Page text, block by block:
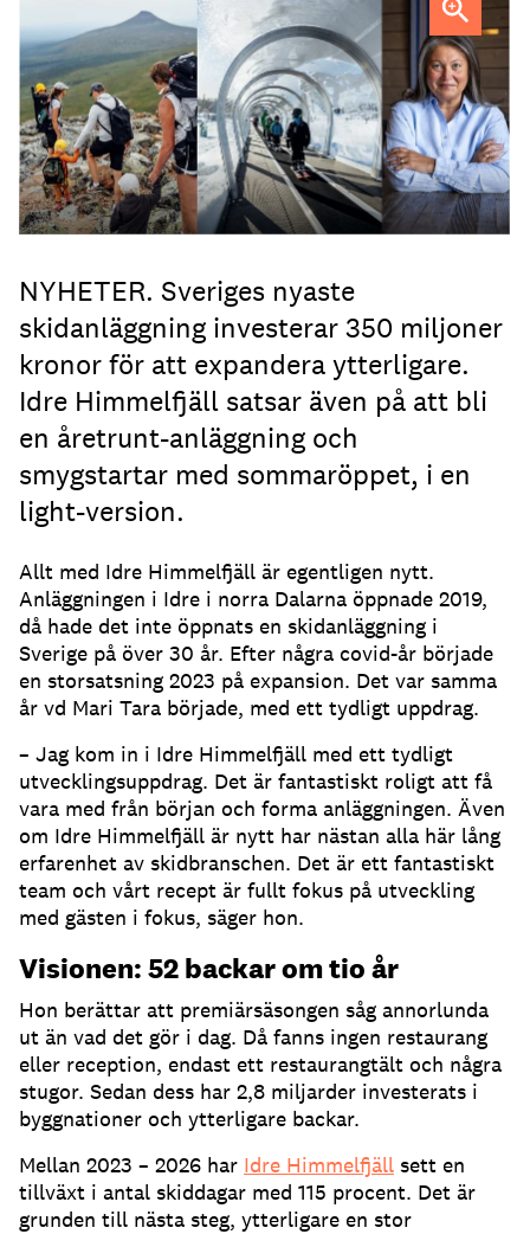
Idre Himmelfjäll tar nästa steg med bland annat mer
utmanande skidåkning, berättar vd Mari Tara.
NYHETER. Sveriges nyaste
skidanläggning investerar 350 miljoner
kronor för att expandera ytterligare.
Idre Himmelfjäll satsar även på att bli
en åretrunt-anläggning och
smygstartar med sommaröppet, i en
light-version.
Allt med Idre Himmelfjäll är egentligen nytt.
Anläggningen i Idre i norra Dalarna öppnade 2019,
då hade det inte öppnats en skidanläggning i
Sverige på över 30 år. Efter några covid-år började
en storsatsning 2023 på expansion. Det var samma
år vd Mari Tara började, med ett tydligt uppdrag.
– Jag kom in i Idre Himmelfjäll med ett tydligt
utvecklingsuppdrag. Det är fantastiskt roligt att få
vara med från början och forma anläggningen. Även
om Idre Himmelfjäll är nytt har nästan alla här lång
erfarenhet av skidbranschen. Det är ett fantastiskt
team och vårt recept är fullt fokus på utveckling
med gästen i fokus, säger hon.
Visionen: 52 backar om tio år
Hon berättar att premiärsäsongen såg annorlunda
ut än vad det gör i dag. Då fanns ingen restaurang
eller reception, endast ett restaurangtält och några
stugor. Sedan dess har 2,8 miljarder investerats i
byggnationer och ytterligare backar.
Mellan 2023 – 2026 har Idre Himmelfjäll sett en
tillväxt i antal skiddagar med 115 procent. Det är
grunden till nästa steg, ytterligare en stor